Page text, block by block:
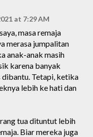
at 7:29 AM
masa remaja
merasa jumpalitan
anak-anak masih
karena banyak
dibantu. Tetapi, ketika
lebih ke hati dan
tua dituntut lebih
Biar mereka juga